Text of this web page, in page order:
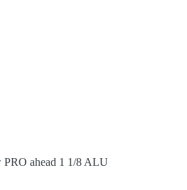
PRO ahead 1 1/8 ALU